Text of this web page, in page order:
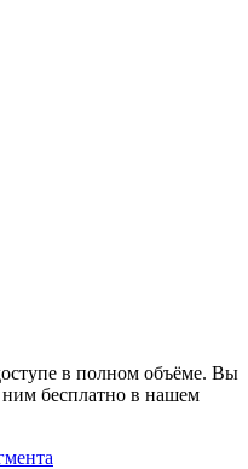
в полном объёме. Вы
ним бесплатно в нашем